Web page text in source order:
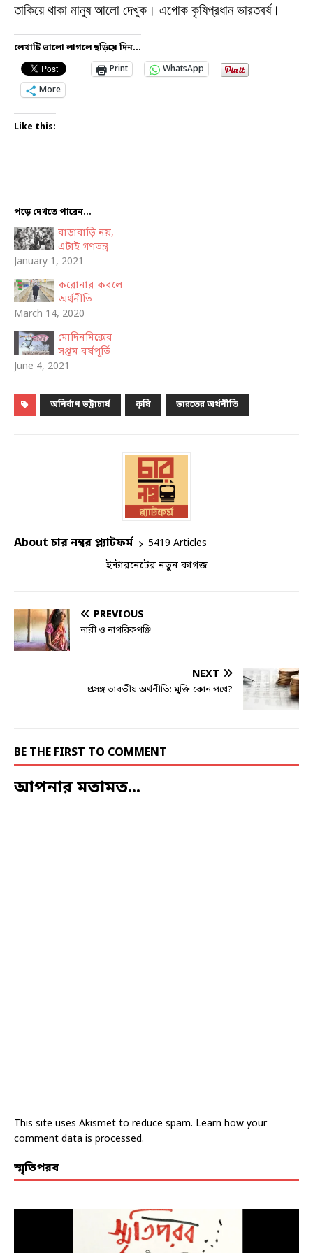
তাকিয়ে থাকা মানুষ আলো দেখুক। এগোক কৃষিপ্রধান ভারতবর্ষ।
লেখাটি ভালো লাগলে ছড়িয়ে দিন...
Print
WhatsApp
More
Like this:
পড়ে দেখতে পারেন...
বাড়াবাড়ি নয়,
এটাই গণতন্ত্র
January 1, 2021
করোনার কবলে
অর্থনীতি
March 14, 2020
মোদিনমিক্সের
সপ্তম বর্ষপূর্তি
June 4, 2021
অনির্বাণ ভট্টাচার্য কৃষি ভারতের অর্থনীতি
About চার নম্বর প্ল্যাটফর্ম
5419 Articles
ইন্টারনেটের নতুন কাগজ
PREVIOUS
নারী ও নাগরিকপঞ্জি
NEXT
প্রসঙ্গ ভারতীয় অর্থনীতি: মুক্তি কোন পথে?
BE THE FIRST TO COMMENT
আপনার মতামত...
This site uses Akismet to reduce spam. Learn how your
comment data is processed.
স্মৃতিপরব